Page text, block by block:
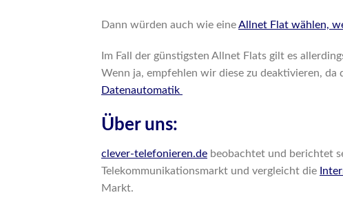
Dann würden auch wie eineAllnet Flat wählen,
Im Fall der günstigsten Allnet Flats gilt es
Wenn ja, empfehlen wir diese zu deaktivieren,
Datenautomatik
Über uns:
clever-telefonieren.de beobachtet und berichtet
Telekommunikationsmarkt und vergleicht die
Markt.